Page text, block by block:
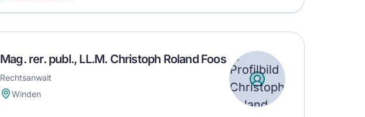
Mag. rer. publ., LL.M. Christoph Roland Foos
Rechtsanwalt
Winden